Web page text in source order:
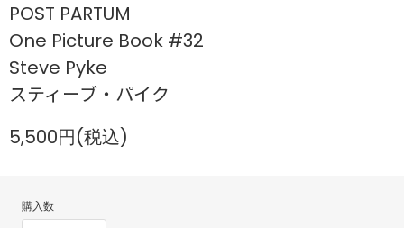
POST PARTUM
One Picture Book #32
Steve Pyke
スティーブ・パイク
5,500円(税込)
購入数